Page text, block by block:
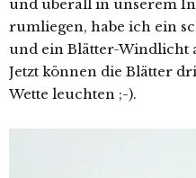
und überall in unserem
rumliegen, habe ich ein
und ein Blätter-Windlicht
Jetzt können die Blätter
Wette leuchten ;-).